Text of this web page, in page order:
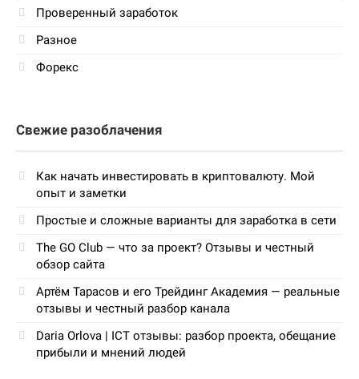
Проверенный заработок
Разное
Форекс
Свежие разоблачения
Как начать инвестировать в криптовалюту. Мой
опыт и заметки
Простые и сложные варианты для заработка в сети
The GO Club — что за проект? Отзывы и честный
обзор сайта
Артём Тарасов и его Трейдинг Академия — реальные
отзывы и честный разбор канала
Daria Orlova | ICT отзывы: разбор проекта, обещание
прибыли и мнений людей